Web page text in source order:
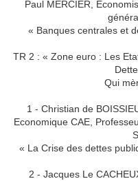
Paul MERCIER,
« Banques centrales et
TR 2 : « Zone euro : Les
Qui
1 - Christian de
Economique CAE,
« La Crise des dettes
2 - Jacques Le